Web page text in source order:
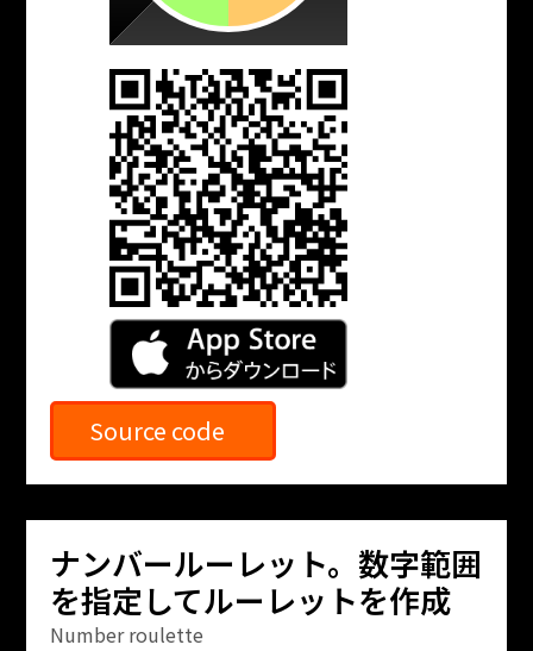
Source code
ナンバールーレット。数字範囲
を指定してルーレットを作成
Number roulette